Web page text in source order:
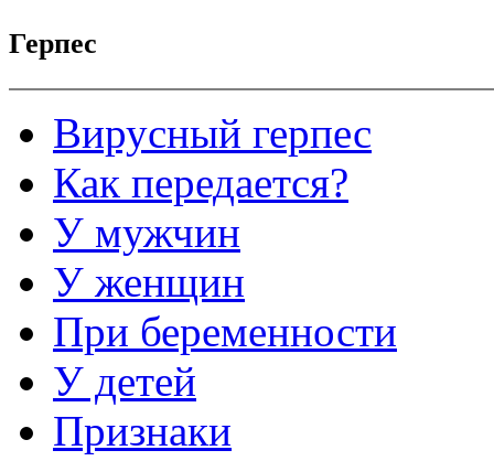
Герпес
Вирусный герпес
Как передается?
У мужчин
У женщин
При беременности
У детей
Признаки